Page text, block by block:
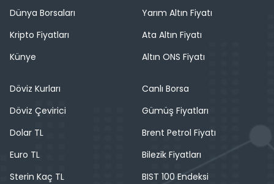
Dünya Borsaları
Kripto Fiyatları
Künye
Yarım Altın Fiyatı
Ata Altın Fiyatı
Altın ONS Fiyatı
Döviz Kurları
Döviz Çevirici
Dolar TL
Euro TL
Sterin Kaç TL
Canlı Borsa
Gümüş Fiyatları
Brent Petrol Fiyatı
Bilezik Fiyatları
BIST 100 Endeksi